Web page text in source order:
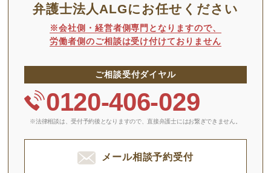
弁護士法人ALGにお任せください
※会社側・経営者側専門となりますので、
労働者側のご相談は受け付けておりません
ご相談受付ダイヤル
0120-406-029
※法律相談は、受付予約後となりますので、 直接弁護士にはお繋ぎできません。
メール相談予約受付